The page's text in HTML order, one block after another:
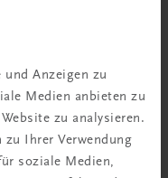
Anzeigen zu
Medien anbieten zu
zu analysieren.
Ihrer Verwendung
soziale Medien,